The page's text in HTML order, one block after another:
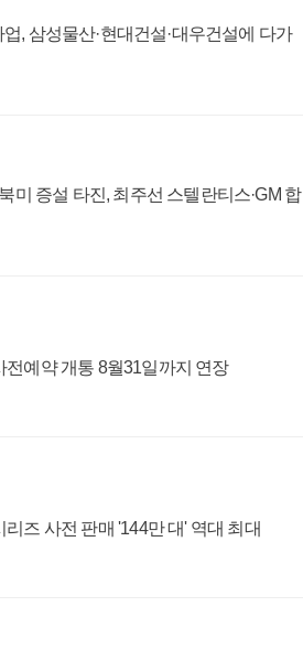
, 삼성물산·현대건설·대우건설에 다가
미 증설 타진, 최주선 스텔란티스·GM 합
전예약 개통 8월31일까지 연장
즈 사전 판매 '144만 대' 역대 최대